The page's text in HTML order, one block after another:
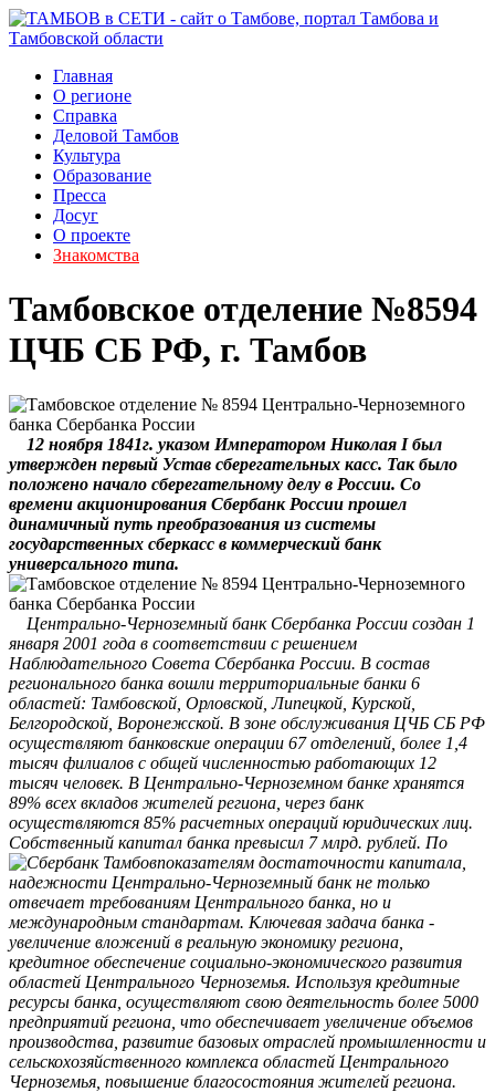
Главная
О регионе
Справка
Деловой Тамбов
Культура
Образование
Пресса
Досуг
О проекте
Знакомства
Тамбовское отделение №8594
ЦЧБ СБ РФ, г. Тамбов
12 ноября 1841г. указом Императором Николая I был
утвержден первый Устав сберегательных касс. Так было
положено начало сберегательному делу в России. Со
времени акционирования Сбербанк России прошел
динамичный путь преобразования из системы
государственных сберкасс в коммерческий банк
универсального типа.
Центрально-Черноземный банк Сбербанка России создан 1
января 2001 года в соответствии с решением
Наблюдательного Совета Сбербанка России. В состав
регионального банка вошли территориальные банки 6
областей: Тамбовской, Орловской, Липецкой, Курской,
Белгородской, Воронежской. В зоне обслуживания ЦЧБ СБ РФ
осуществляют банковские операции 67 отделений, более 1,4
тысяч филиалов с общей численностью работающих 12
тысяч человек. В Центрально-Черноземном банке хранятся
89% всех вкладов жителей региона, через банк
осуществляются 85% расчетных операций юридических лиц.
Собственный капитал банка превысил 7 млрд. рублей. По
показателям достаточности капитала,
надежности Центрально-Черноземный банк не только
отвечает требованиям Центрального банка, но и
международным стандартам. Ключевая задача банка -
увеличение вложений в реальную экономику региона,
кредитное обеспечение социально-экономического развития
областей Центрального Черноземья. Используя кредитные
ресурсы банка, осуществляют свою деятельность более 5000
предприятий региона, что обеспечивает увеличение объемов
производства, развитие базовых отраслей промышленности и
сельскохозяйственного комплекса областей Центрального
Черноземья, повышение благосостояния жителей региона.